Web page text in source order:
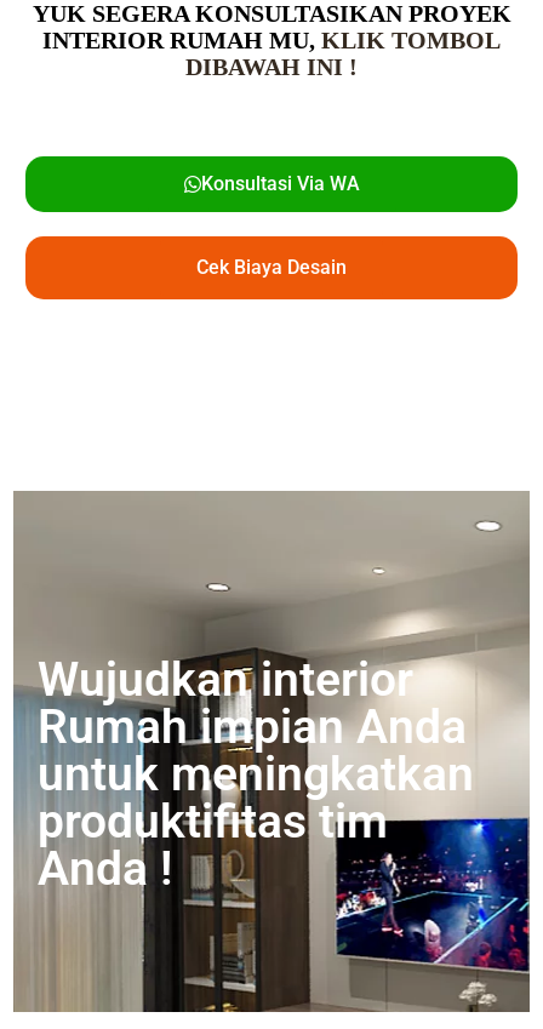
YUK SEGERA KONSULTASIKAN PROYEK
INTERIOR RUMAH MU, KLIK TOMBOL
DIBAWAH INI !
Konsultasi Via WA
Cek Biaya Desain
Wujudkan interior
Rumah impian Anda
untuk meningkatkan
produktifitas tim
Anda !